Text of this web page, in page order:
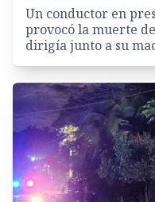
Un conductor en
provocó la muerte
dirigía junto a su